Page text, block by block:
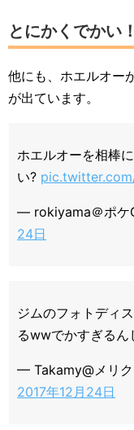
とにかくでかい！
他にも、ホエルオー
が出ています。
ホエルオーを相棒
い?
— rokiyama＠ポケ
24日
ジムのフォトディ
るwwでかすぎるん
— Takamy@メリ
2017年12月24日